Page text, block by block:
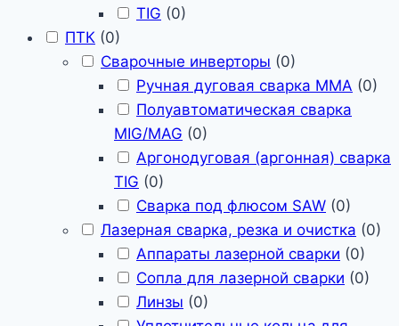
TIG (0)
ПТК (0)
Сварочные инверторы (0)
Ручная дуговая сварка MMA (0)
Полуавтоматическая сварка
MIG/MAG (0)
Аргонодуговая (аргонная) сварка
TIG (0)
Сварка под флюсом SAW (0)
Лазерная сварка, резка и очистка (0)
Аппараты лазерной сварки (0)
Сопла для лазерной сварки (0)
Линзы (0)